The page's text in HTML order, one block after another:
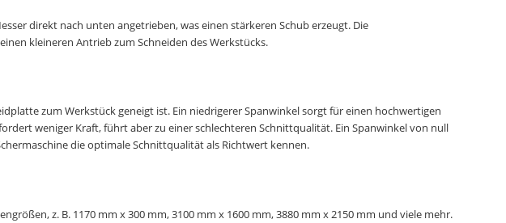
direkt nach unten angetrieben, was einen stärkeren Schub erzeugt. Die
kleineren Antrieb zum Schneiden des Werkstücks.
zum Werkstück geneigt ist. Ein niedrigerer Spanwinkel sorgt für einen hochwertigen
weniger Kraft, führt aber zu einer schlechteren Schnittqualität. Ein Spanwinkel von null
die optimale Schnittqualität als Richtwert kennen.
z. B. 1170 mm x 300 mm, 3100 mm x 1600 mm, 3880 mm x 2150 mm und viele mehr.